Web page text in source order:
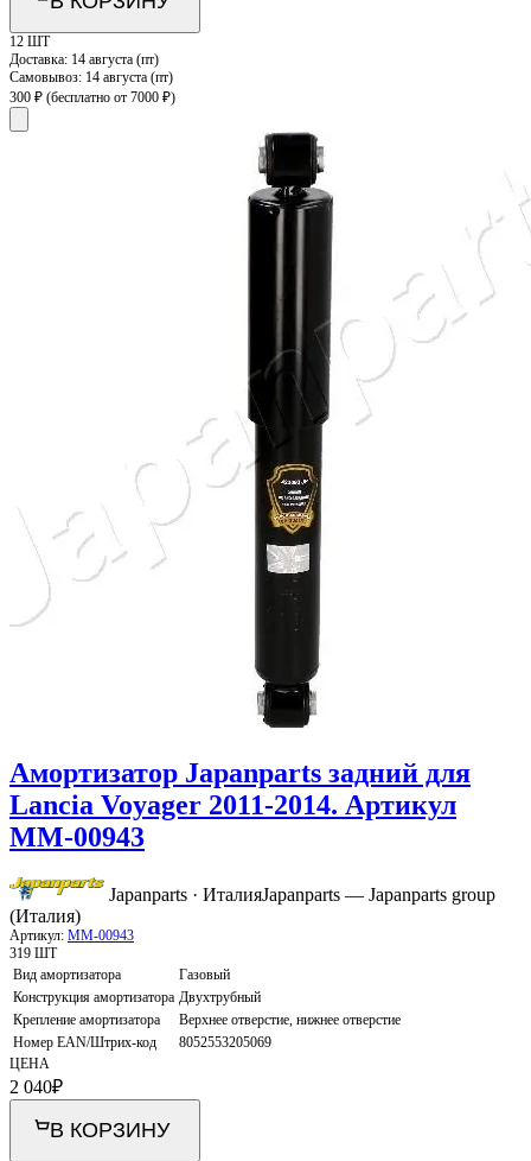
12 ШТ
Доставка: 14 августа (пт)
Самовывоз: 14 августа (пт)
300 ₽ (бесплатно от 7000 ₽)
Амортизатор Japanparts задний для
Lancia Voyager 2011-2014. Артикул
MM-00943
Japanparts · ИталияJapanparts — Japanparts group
(Италия)
Артикул: MM-00943
319 ШТ
Вид амортизатора
Газовый
Конструкция амортизатора Двухтрубный
Крепление амортизатора
Верхнее отверстие, нижнее отверстие
Номер EAN/Штрих-код
8052553205069
ЦЕНА
2 040₽
В КОРЗИНУ